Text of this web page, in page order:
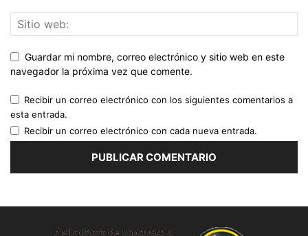
Guardar mi nombre, correo electrónico y sitio web en este
navegador la próxima vez que comente.
Recibir un correo electrónico con los siguientes comentarios a
esta entrada.
Recibir un correo electrónico con cada nueva entrada.